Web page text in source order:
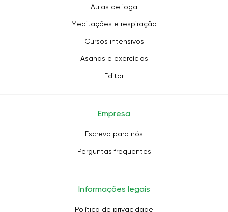
Aulas de ioga
Meditações e respiração
Cursos intensivos
Asanas e exercícios
Editor
Empresa
Escreva para nós
Perguntas frequentes
Informações legais
Política de privacidade